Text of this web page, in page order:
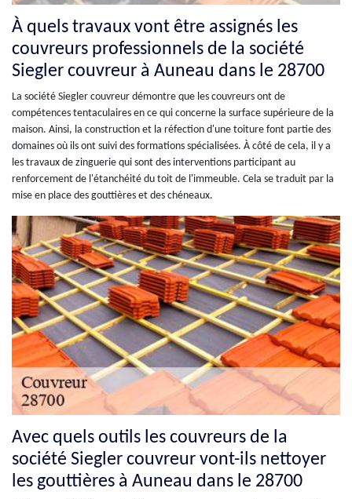
À quels travaux vont être assignés les
couvreurs professionnels de la société
Siegler couvreur à Auneau dans le 28700
La société Siegler couvreur démontre que les couvreurs ont de
compétences tentaculaires en ce qui concerne la surface supérieure de la
maison. Ainsi, la construction et la réfection d'une toiture font partie des
domaines où ils ont suivi des formations spécialisées. À côté de cela, il y a
les travaux de zinguerie qui sont des interventions participant au
renforcement de l'étanchéité du toit de l'immeuble. Cela se traduit par la
mise en place des gouttières et des chéneaux.
Avec quels outils les couvreurs de la
société Siegler couvreur vont-ils nettoyer
les gouttières à Auneau dans le 28700